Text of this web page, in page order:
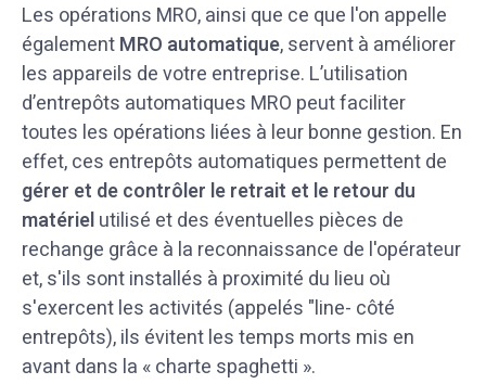
Les opérations MRO, ainsi que ce que l'on appelle
égalementMRO automatique, servent à améliorer
les appareils de votre entreprise. L’utilisation
d’entrepôts automatiques MRO peut faciliter
toutes les opérations liées à leur bonne gestion. En
effet, ces entrepôts automatiques permettent de
gérer et de contrôler le retrait et le retour du
matérielutilisé et des éventuelles pièces de
rechange grâce à la reconnaissance de l'opérateur
et, s'ils sont installés à proximité du lieu où
s'exercent les activités (appelés "line- côté
entrepôts), ils évitent les temps morts mis en
avant dans la « charte spaghetti ».